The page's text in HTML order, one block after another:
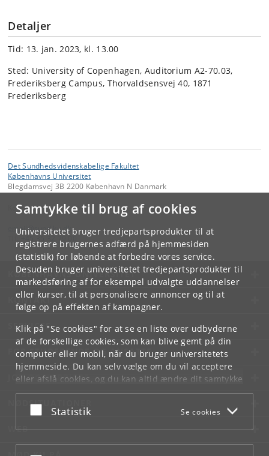
Samtykke til brug af cookies
Universitetet bruger tredjepartsprodukter til at
registrere brugernes adfærd på hjemmesiden
(statistik) for løbende at forbedre vores service.
Desuden bruger universitetet tredjepartsprodukter til
markedsføring af for eksempel udvalgte uddannelser
eller kurser, til at personalisere annoncer og til at
følge op på effekten af kampagner.
Klik på "Se cookies" for at se en liste over udbyderne
af de forskellige cookies, som kan blive gemt på din
computer eller mobil, når du bruger universitetets
hjemmeside. Du kan selv vælge om du vil acceptere
eller afslå cookies, og du kan altid ændre dit samtykke
underCookie- og privatlivspolitiksom du finder i
bunden af hver side.
Acceptér eller afslå
Statistik Se cookies
Detaljer
Tid: 13. jan. 2023, kl. 13.00
Sted: University of Copenhagen, Auditorium A2-70.03,
Frederiksberg Campus, Thorvaldsensvej 40, 1871
Frederiksberg
Det Sundhedsvidenskabelige Fakultet
Københavns Universitet
Blegdamsvej 3B 2200 København N Danmark
Kontakt:
email @sund.ku.dk
KØBENHAVNS UNIVERSITET
KONTAKT
SERVICES
FOR STUDERENDE OG ANSATTE
JOB OG KARRIERE
NØDSITUATIONER
WEB